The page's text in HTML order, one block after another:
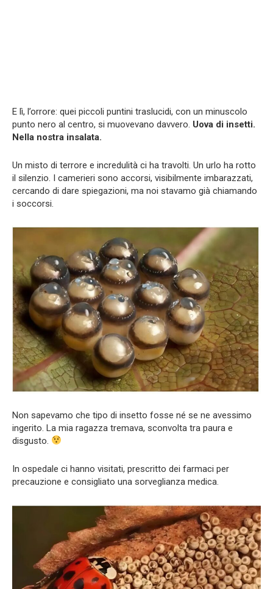
E lì, l’orrore: quei piccoli puntini traslucidi, con un minuscolo
punto nero al centro, si muovevano davvero. Uova di insetti.
Nella nostra insalata.
Un misto di terrore e incredulità ci ha travolti. Un urlo ha rotto
il silenzio. I camerieri sono accorsi, visibilmente imbarazzati,
cercando di dare spiegazioni, ma noi stavamo già chiamando
i soccorsi.
Non sapevamo che tipo di insetto fosse né se ne avessimo
ingerito. La mia ragazza tremava, sconvolta tra paura e
disgusto.
In ospedale ci hanno visitati, prescritto dei farmaci per
precauzione e consigliato una sorveglianza medica.